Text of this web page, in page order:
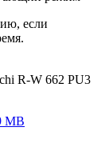
если
R-W 662 PU3
MB